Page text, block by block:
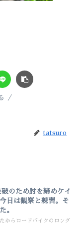
tatsuro
のため肘を締めケイ
日は観察と練習。そ
。
からロードバイクのロング